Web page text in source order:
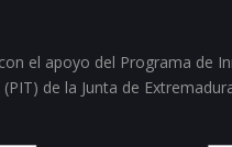
el apoyo del Programa de
de la Junta de